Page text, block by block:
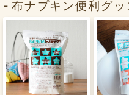
布ナプキン便利グッ